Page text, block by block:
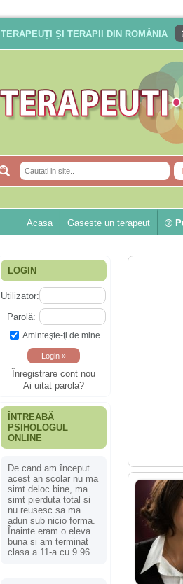
TERAPEUȚI ȘI TERAPII DIN ROMÂNIA
Acasa Gaseste un terapeut
LOGIN
Utilizator:
Parolă:
Aminteşte-ţi de mine
Înregistrare cont nou
Ai uitat parola?
ÎNTREABĂ
PSIHOLOGUL
ONLINE
De cand am început
acest an scolar nu ma
simt deloc bine, ma
simt pierduta total si
nu reusesc sa ma
adun sub nicio forma.
Înainte eram o eleva
buna si am terminat
clasa a 11-a cu 9.96.